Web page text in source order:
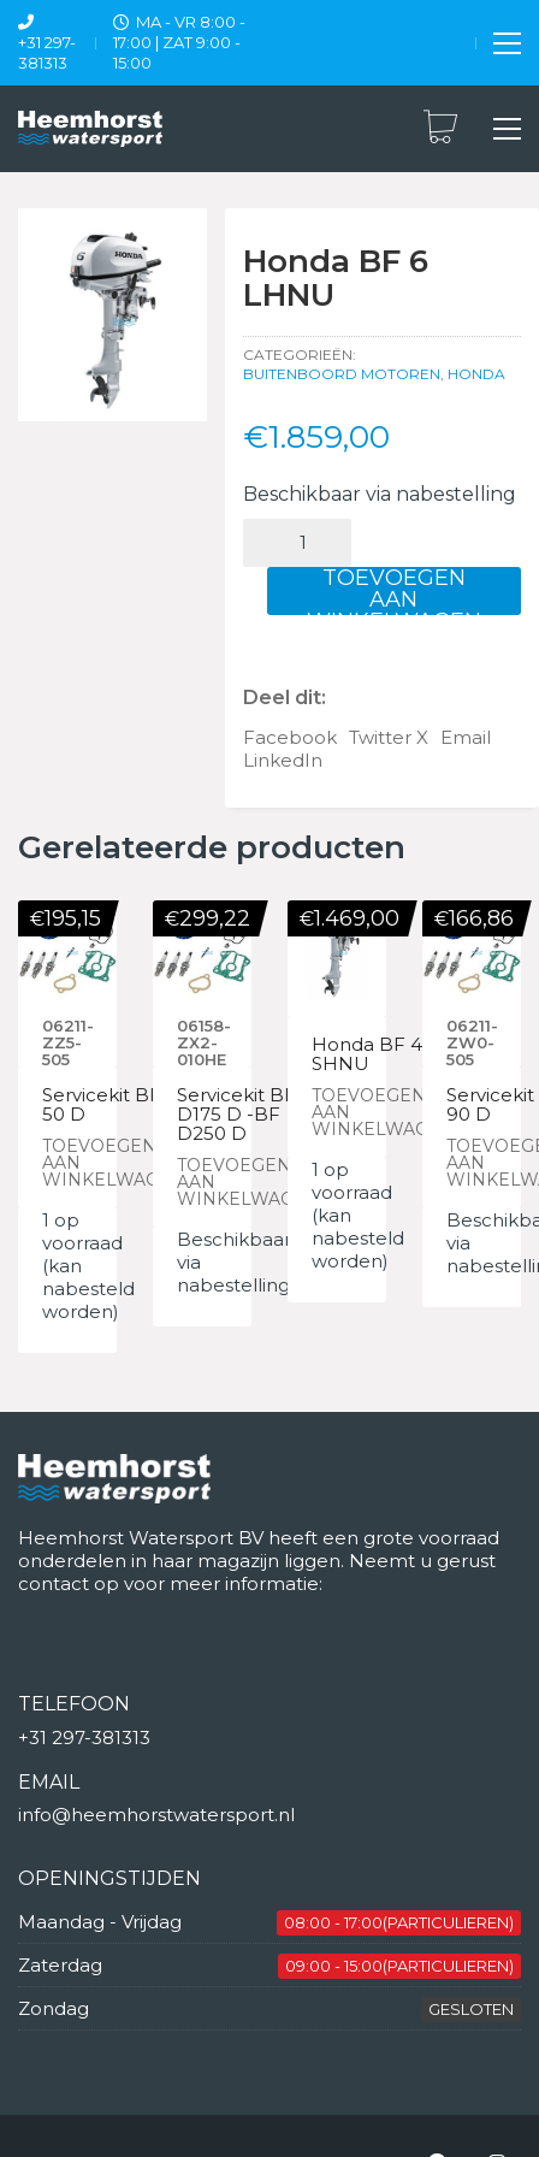
+31 297-
381313
MA - VR 8:00 -
17:00 | ZAT 9:00 -
15:00
Honda BF 6
LHNU
CATEGORIEËN:
BUITENBOORD MOTOREN, HONDA
€1.859,00
Beschikbaar via nabestelling
aantal
TOEVOEGEN
AAN
WINKELWAGEN
Deel dit:
Facebook Twitter X
Email
LinkedIn
Gerelateerde producten
06211-
ZZ5-
505
Servicekit BF
50 D
TOEVOEGEN
AAN
WINKELWAGEN
€195,15
1 op
voorraad
(kan
nabesteld
worden)
06158-
ZX2-
010HE
Servicekit BF
D175 D -BF
D250 D
TOEVOEGEN
AAN
WINKELWAGEN
€299,22
Beschikbaar
via
nabestelling
Honda BF 4
SHNU
TOEVOEGEN
AAN
WINKELWAGEN
€1.469,00
1 op
voorraad
(kan
nabesteld
worden)
06211-
ZW0-
505
Servicekit
90 D
AAN
€166,86
via
Heemhorst Watersport BV heeft een grote voorraad
onderdelen in haar magazijn liggen. Neemt u gerust
contact op voor meer informatie:
TELEFOON
+31 297-381313
EMAIL
info@heemhorstwatersport.nl
OPENINGSTIJDEN
Maandag - Vrijdag
08:00 - 17:00(PARTICULIEREN)
Zaterdag 09:00 - 15:00(PARTICULIEREN)
Zondag GESLOTEN